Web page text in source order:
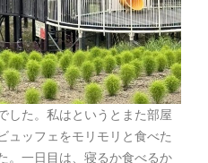
した。私はというとまた部屋
ュッフェをモリモリと食べた
。一日目は、寝るか食べるか